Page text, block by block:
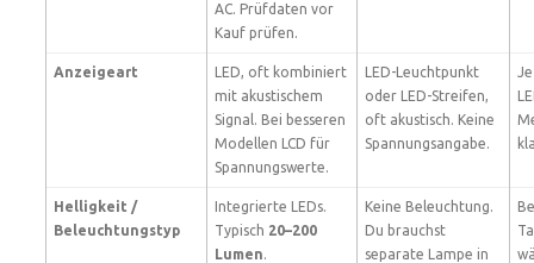
AC. Prüfdaten vor
Kauf prüfen.
Anzeigeart
LED, oft kombiniert
mit akustischem
Signal. Bei besseren
Modellen LCD für
Spannungswerte.
LED-Leuchtpunkt
oder LED-Streifen,
oft akustisch. Keine
Spannungsangabe.
Helligkeit /
Beleuchtungs­typ
Integrierte LEDs.
Typisch 20–200
Lumen.
Keine Beleuchtung.
Du brauchst
separate Lampe in